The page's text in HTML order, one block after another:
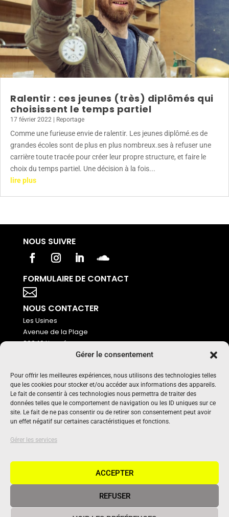
Gérer le consentement
Pour offrir les meilleures expériences, nous utilisons des technologies telles
que les cookies pour stocker et/ou accéder aux informations des appareils.
Le fait de consentir à ces technologies nous permettra de traiter des
données telles que le comportement de navigation ou les ID uniques sur ce
site. Le fait de ne pas consentir ou de retirer son consentement peut avoir
un effet négatif sur certaines caractéristiques et fonctions.
Gérer les services
ACCEPTER
REFUSER
Ralentir : ces jeunes (très) diplômés qui
choisissent le temps partiel
17 février 2022 Reportage
Comme une furieuse envie de ralentir. Les jeunes diplômé.es de
grandes écoles sont de plus en plus nombreux.ses à refuser une
carrière toute tracée pour créer leur propre structure, et faire le
choix du temps partiel. Une décision à la fois...
lire plus
NOUS SUIVRE
FORMULAIRE DE CONTACT

NOUS CONTACTER
Les Usines
Avenue de la Plage
86240 Ligugé
NOUS SOUTENIR
Pour maintenir un média indépendant, gratuit et sans
publicité
Oui !
© 2020 Vivant Communication • Tous droits